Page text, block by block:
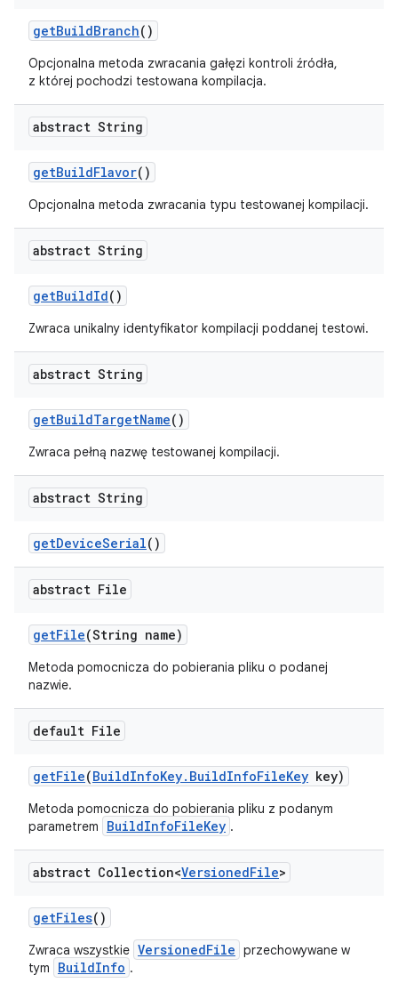
getBuildBranch()
Opcjonalna metoda zwracania gałęzi kontroli źródła,
z której pochodzi testowana kompilacja.
abstract String
getBuildFlavor()
Opcjonalna metoda zwracania typu testowanej kompilacji.
abstract String
getBuildId()
Zwraca unikalny identyfikator kompilacji poddanej testowi.
abstract String
getBuildTargetName()
Zwraca pełną nazwę testowanej kompilacji.
abstract String
getDeviceSerial()
abstract File
getFile(String name)
Metoda pomocnicza do pobierania pliku o podanej
nazwie.
default File
getFile(BuildInfoKey. BuildInfoFileKey key)
Metoda pomocnicza do pobierania pliku z podanym
parametrem
BuildInfoFileKey .
abstract Collection<VersionedFile>
getFiles()
Zwraca wszystkie VersionedFile przechowywane w
tym
BuildInfo .